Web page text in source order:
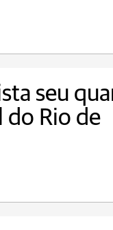
seu
do Rio de